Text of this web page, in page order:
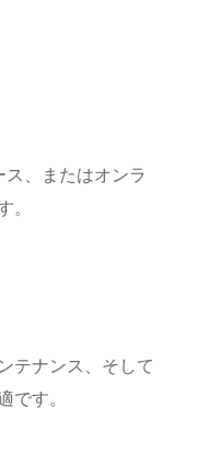
、またはオンラ
テナンス、そして
す。